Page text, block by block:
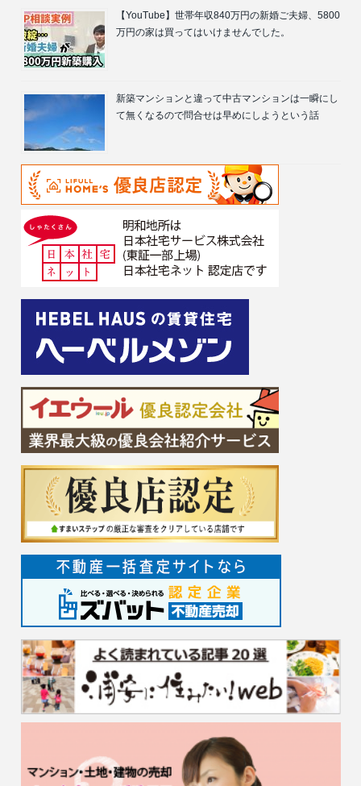
【YouTube】世帯年収840万円の新婚ご夫婦、5800
万円の家は買ってはいけませんでした。
新築マンションと違って中古マンションは一瞬にし
て無くなるので問合せは早めにしようという話